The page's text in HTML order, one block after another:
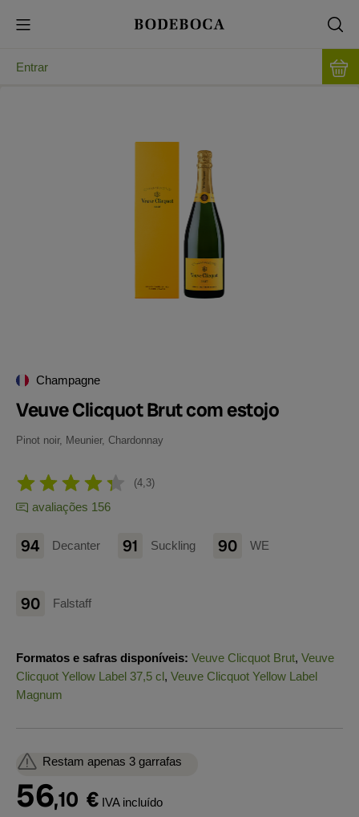
Entrar
Champagne
Veuve Clicquot Brut com estojo
Pinot noir, Meunier, Chardonnay
4,3
avaliações 156
94 Decanter 91 Suckling 90 WE
90 Falstaff
Formatos e safras disponíveis: Veuve Clicquot Brut, Veuve
Clicquot Yellow Label 37,5 cl, Veuve Clicquot Yellow Label
Magnum
Restam apenas 3 garrafas
56,10 € IVA incluído